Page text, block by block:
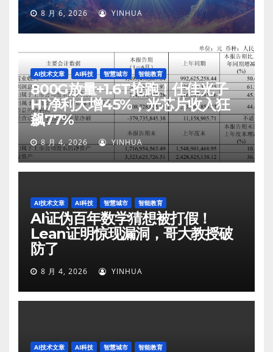
8 月 6, 2026 YINHUA
AI技术文章 AI科技 智慧城市 智能教育
800G放量+1.6T抢跑！仕佳光子
H1净利大增45%，光芯片收入狂
飙77%
8 月 4, 2026 YINHUA
AI技术文章 AI科技 智慧城市 智能教育
AI证伪百年数学猜想被打假！
Lean证明惊现漏洞，哥大教授破
防了
8 月 4, 2026 YINHUA
AI技术文章 AI科技 智慧城市 智能教育